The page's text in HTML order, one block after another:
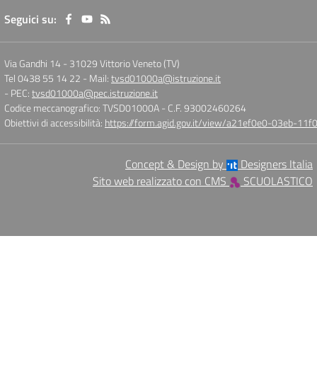
Seguici su:
Via Gandhi 14 - 31029 Vittorio Veneto (TV)
Tel 0438 55 14 22 - Mail:tvsd01000a@istruzione.it
- PEC:tvsd01000a@pec.istruzione.it
Codice meccanografico: TVSD01000A- C.F. 93002460264
Obiettivi di accessibilità: https://form.agid.gov.it/view/a21ef0e0-03eb-
Concept & Design by
Designers Italia
Sito web realizzato con CMS
SCUOLASTICO